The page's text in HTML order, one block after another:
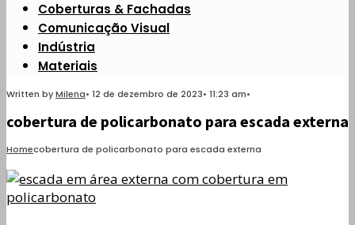
Coberturas & Fachadas
Comunicação Visual
Indústria
Materiais
Written byMilena• 12 de dezembro de 2023• 11:23 am•
cobertura de policarbonato para escada externa
Homecobertura de policarbonato para escada externa